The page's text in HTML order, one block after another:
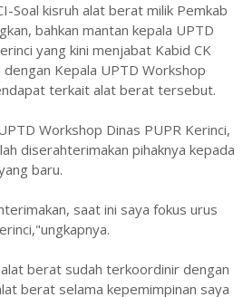
Soal kisruh alat berat milik Pemkab
bahkan mantan kepala UPTD
yang kini menjabat Kabid CK
dengan Kepala UPTD Workshop
terkait alat berat tersebut.
Workshop Dinas PUPR Kerinci,
diserahterimakan pihaknya kepada
baru.
saat ini saya fokus urus
berat sudah terkoordinir dengan
berat selama kepemimpinan saya